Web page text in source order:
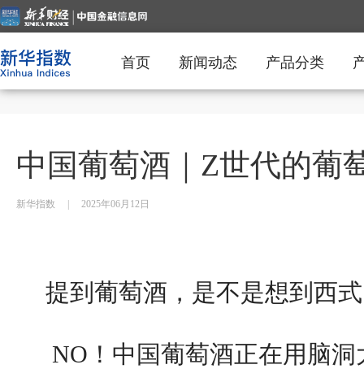
首页 新闻动态 产品分类
中国葡萄酒｜Z世代的葡
新华指数 2025年06月12日
提到葡萄酒，是不是想到西
NO！中国葡萄酒正在用脑